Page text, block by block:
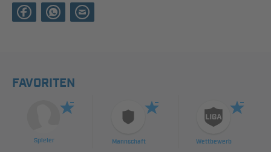
FAVORITEN
Spieler Mannschaft Wettbewerb